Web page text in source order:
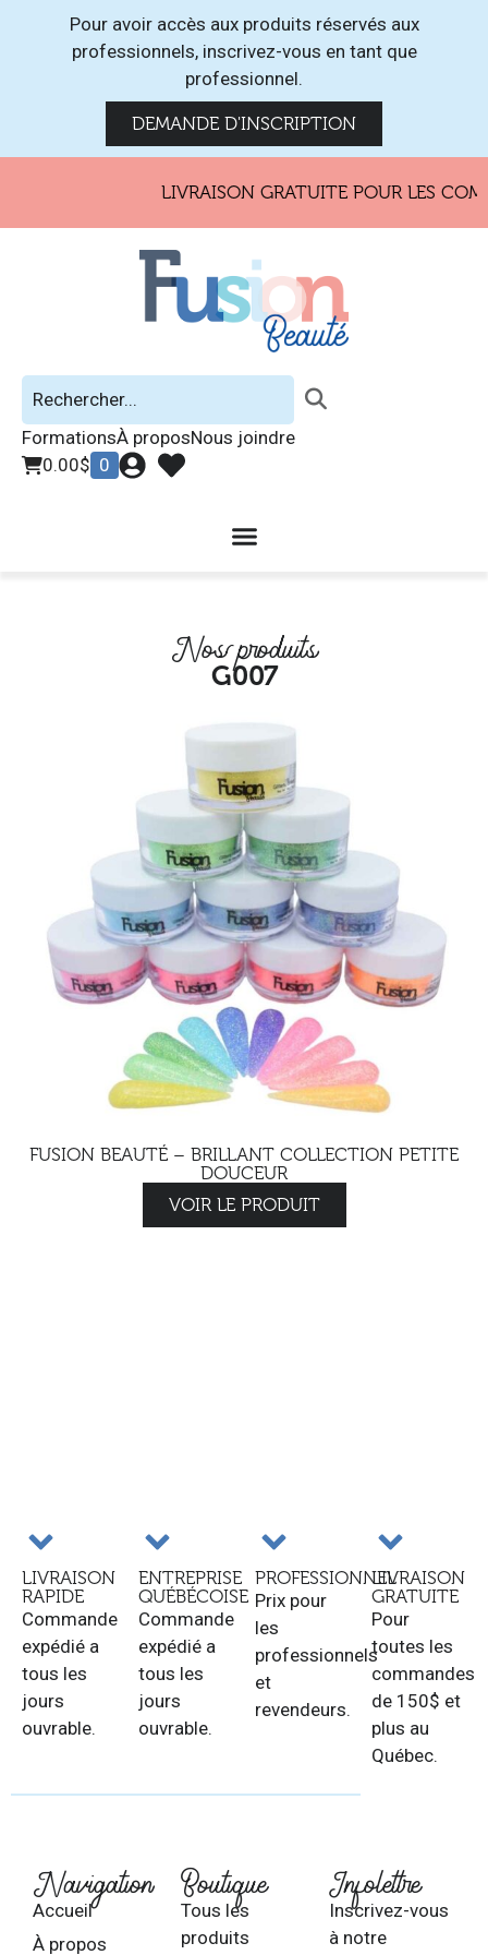
Pour avoir accès aux produits réservés aux
professionnels, inscrivez-vous en tant que
professionnel.
DEMANDE D'INSCRIPTION
LIVRAISON GRATUITE POUR LES
FormationsÀ proposNous joindre
0.00$ 0
Nos produits
G007
FUSION BEAUTÉ – BRILLANT COLLECTION PETITE
DOUCEUR
VOIR LE PRODUIT
LIVRAISON
RAPIDE
Commande
expédié a
tous les
jours
ouvrable.
ENTREPRISE
QUÉBÉCOISE
Commande
expédié a
tous les
jours
ouvrable.
PROFESSIONNEL
Prix pour
les
professionnels
et
revendeurs.
LIVRAISON
GRATUITE
Pour
toutes les
commandes
de 150$ et
plus au
Québec.
Navigation
Accueil
À propos
Boutique
Tous les
produits
Infolettre
Inscrivez-vous
à notre